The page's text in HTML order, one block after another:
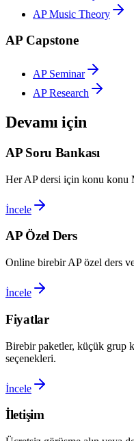
AP Music Theory
AP Capstone
AP Seminar
AP Research
Devamı için
AP Soru Bankası
Her AP dersi için konu konu
İncele
AP Özel Ders
Online birebir AP özel ders
İncele
Fiyatlar
Birebir paketler, küçük grup
seçenekleri.
İncele
İletişim